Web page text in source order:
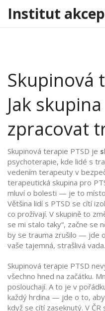
Institut
Skupinová
Jak
zpracovat
Skupinová terapie PTSD je
psychoterapie, kde lidé s
vedením terapeuty v
terapeutická skupina pro
mluví o bolesti — je to
Většina lidí s PTSD se cítí
co prožívají. V skupině to
se mi stalo taky“, začne se
by se trauma zrušilo — jde
vaše tajemná, strašlivá vada.
Skupinová terapie PTSD
všechno hned na začátku.
poslouchají. A to je v
každý hrdina — jde o to,
když se cítí zaseknutý. V